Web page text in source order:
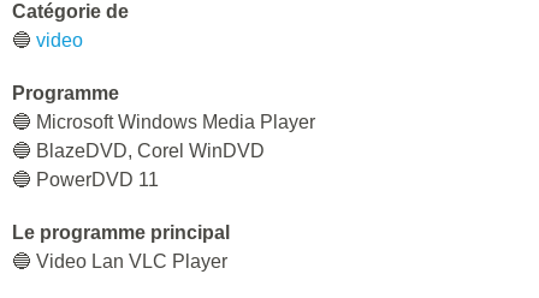
Catégorie de
🔵 video
Programme
🔵 Microsoft Windows Media Player
🔵 BlazeDVD, Corel WinDVD
🔵 PowerDVD 11
Le programme principal
🔵 Video Lan VLC Player